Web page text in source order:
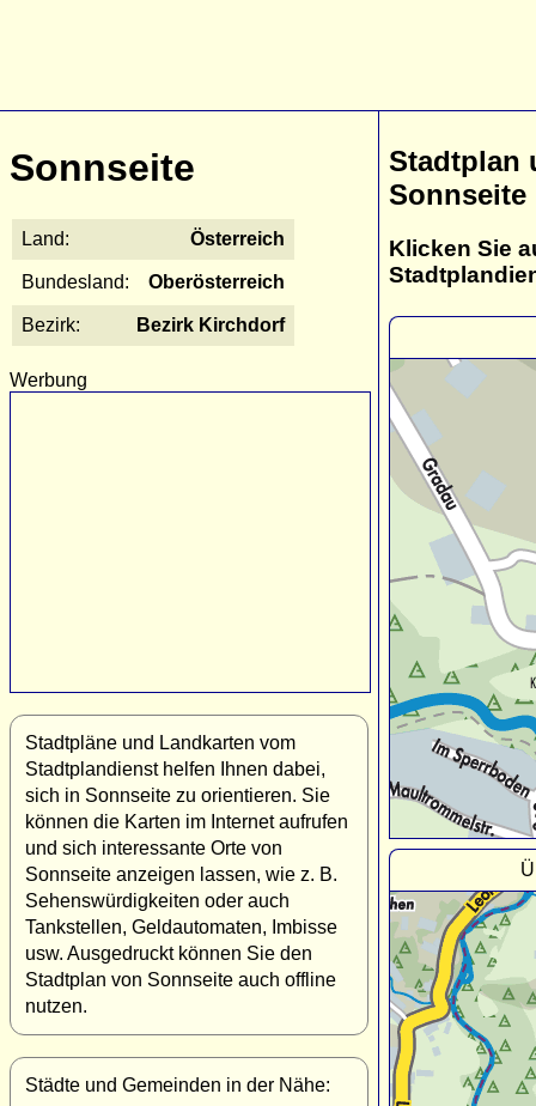
Sonnseite
Land: Österreich
Bundesland: Oberösterreich
Bezirk: Bezirk Kirchdorf
Werbung
Stadtpläne und Landkarten vom
Stadtplandienst helfen Ihnen dabei,
sich in Sonnseite zu orientieren. Sie
können die Karten im Internet aufrufen
und sich interessante Orte von
Sonnseite anzeigen lassen, wie z. B.
Sehenswürdigkeiten oder auch
Tankstellen, Geldautomaten, Imbisse
usw. Ausgedruckt können Sie den
Stadtplan von Sonnseite auch offline
nutzen.
Städte und Gemeinden in der Nähe:
Stadtplan
Sonnseite
Klicken Sie